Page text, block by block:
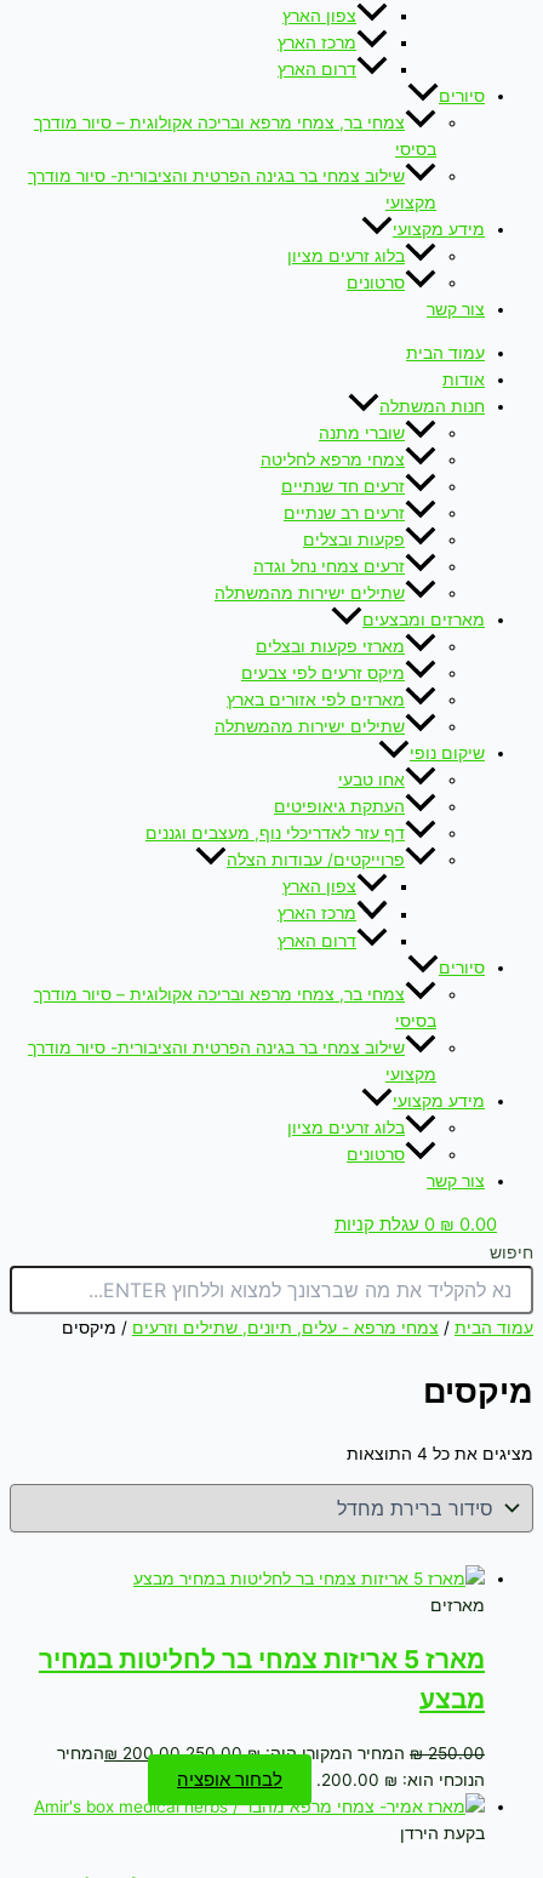
צפון הארץ
מרכז הארץ
דרום הארץ
סיורים
צמחי בר, צמחי מרפא ובריכה אקולוגית – סיור מודרך
בסיסי
שילוב צמחי בר בגינה הפרטית והציבורית- סיור מודרך
מקצועי
מידע מקצועי
בלוג זרעים מציון
סרטונים
צור קשר
עמוד הבית
אודות
חנות המשתלה
שוברי מתנה
צמחי מרפא לחליטה
זרעים חד שנתיים
זרעים רב שנתיים
פקעות ובצלים
זרעים צמחי נחל וגדה
שתילים ישירות מהמשתלה
מארזים ומבצעים
מארזי פקעות ובצלים
מיקס זרעים לפי צבעים
מארזים לפי אזורים בארץ
שתילים ישירות מהמשתלה
שיקום נופי
אחו טבעי
העתקת גיאופיטים
דף עזר לאדריכלי נוף, מעצבים וגננים
פרוייקטים/ עבודות הצלה
צפון הארץ
מרכז הארץ
דרום הארץ
סיורים
צמחי בר, צמחי מרפא ובריכה אקולוגית – סיור מודרך
בסיסי
שילוב צמחי בר בגינה הפרטית והציבורית- סיור מודרך
מקצועי
מידע מקצועי
בלוג זרעים מציון
סרטונים
צור קשר
₪ 0.00
0 עגלת קניות
חיפוש
עמוד הבית / צמחי מרפא - עלים, תיונים, שתילים וזרעים / מיקסים
מיקסים
מציגים את כל ⁦4⁩ התוצאות
מארזים
מארז 5 אריזות צמחי בר לחליטות במחיר
מבצע
₪250.00 המחיר המקורי היה: ₪ 250.00. ₪ 200.00
המחיר
הנוכחי הוא: ₪ 200.00.
לבחור אופציה
בקעת הירדן